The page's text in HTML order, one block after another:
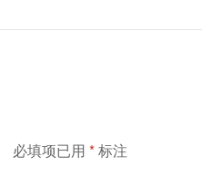
必填项已用*标注